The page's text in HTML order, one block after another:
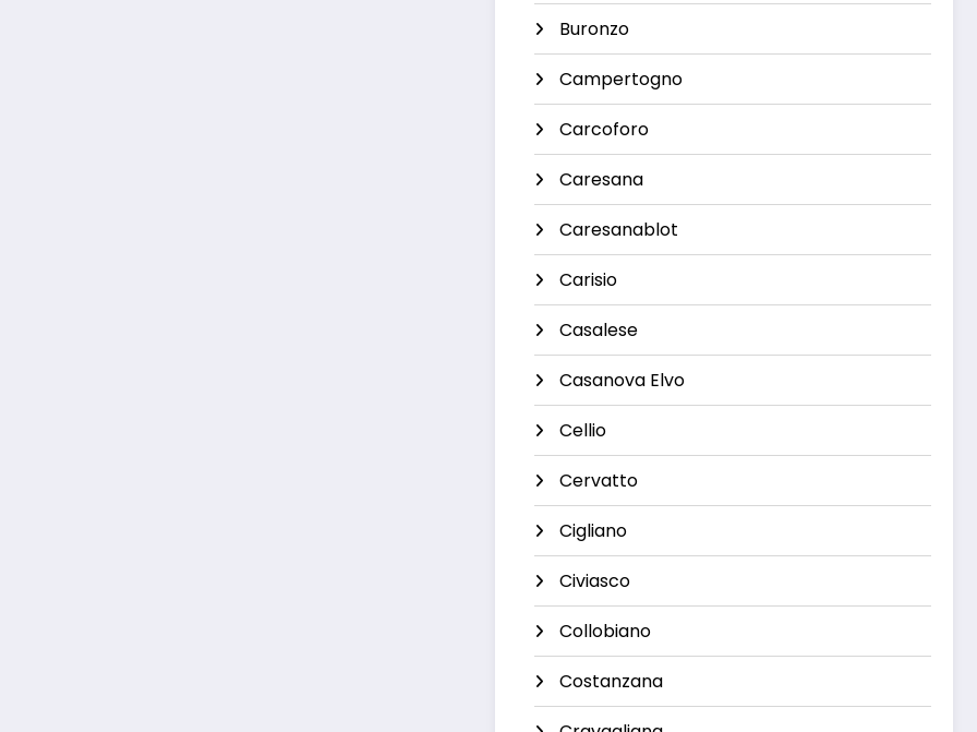
Buronzo
Campertogno
Carcoforo
Caresana
Caresanablot
Carisio
Casalese
Casanova Elvo
Cellio
Cervatto
Cigliano
Civiasco
Collobiano
Costanzana